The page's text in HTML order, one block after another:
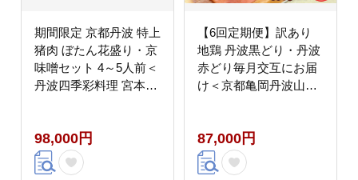
期間限定 京都丹波 特上
猪肉 ぼたん花盛り・京
味噌セット 4～5人前＜
丹波四季彩料理 宮本屋
グルメ ※2026年11月～
発送
98,000円
【6回定期便】訳あり
地鶏 丹波黒どり・丹波
赤どり毎月交互にお届
け＜京都亀岡丹波山本
北海道、沖縄、離島地
域への配送不可
87,000円